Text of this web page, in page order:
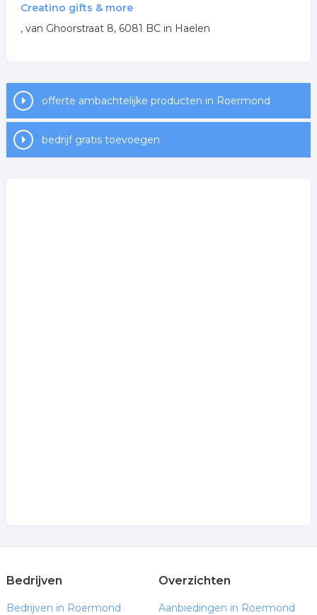
handgemaakte producten
Creatino gifts & more
, van Ghoorstraat 8, 6081 BC in Haelen
offerte ambachtelijke producten in Roermond
bedrijf gratis toevoegen
Bedrijven
Bedrijven in Roermond
Overzichten
Aanbiedingen in Roermond